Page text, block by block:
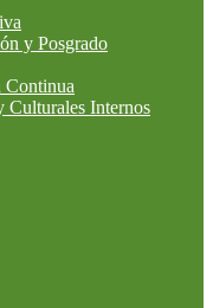
y Posgrado
Continua
Culturales Internos